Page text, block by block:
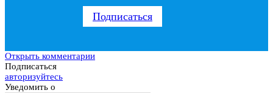
Подписаться
Открыть комментарии
Подписаться
авторизуйтесь
Уведомить о